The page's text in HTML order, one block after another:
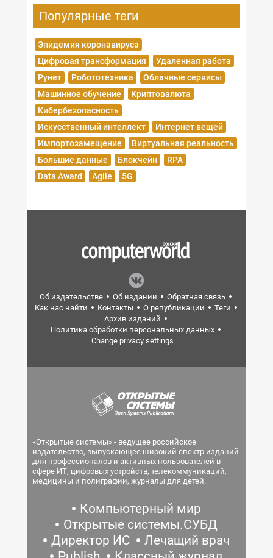
Популярные теги
Эпидемия коронавируса
Цифровая трансформация
Удаленная работа
Рунет
Робототехника
Облачные сервисы
Машинное обучение
Криптовалюта
Кибербезопасность
Искусственный интеллект
Интернет вещей
Импортозамещение
Виртуальная реальность
Большие данные
Блокчейн
RPA
Data Award
Agile 5G
Об издательстве Об издании
Обратная связь
Как нас найти
Контакты О републикации
Теги
Архив изданий
Политика обработки персональных данных
Change privacy settings
«Открытые системы» - ведущее российское
издательство, выпускающее широкий спектр изданий
для профессионалов и активных пользователей в
сфере ИТ, цифровых устройств, телекоммуникаций,
медицины и полиграфии, журналы для детей.
Компьютерный мир
Открытые системы.СУБД
Директор ИС
Лечащий врач